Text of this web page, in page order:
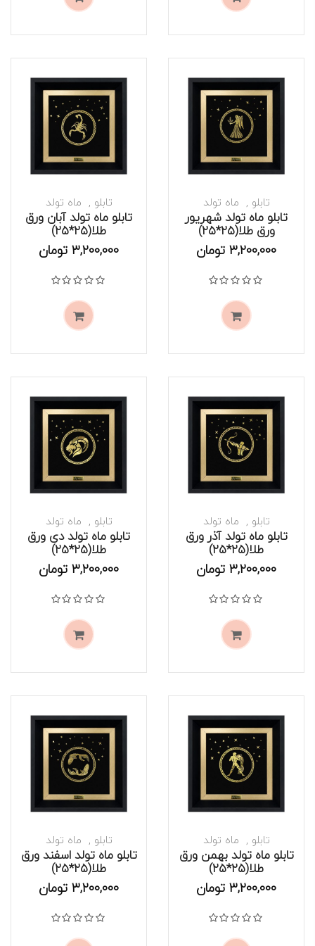
موجود است
تابلو ماه تولد
تابلو ماه تولد شهریور
ورق طلا(۲۵*۲۵)
3,200,000تومان
نمره0از 5
موجود است
تابلو ماه تولد
تابلو ماه تولد آبان ورق
طلا(۲۵*۲۵)
3,200,000تومان
نمره0از 5
موجود است
تابلو ماه تولد
تابلو ماه تولد آذر ورق
طلا(۲۵*۲۵)
3,200,000تومان
نمره0از 5
موجود است
تابلو ماه تولد
تابلو ماه تولد دی ورق
طلا(۲۵*۲۵)
3,200,000تومان
نمره0از 5
موجود است
تابلو ماه تولد
تابلو ماه تولد بهمن ورق
طلا(۲۵*۲۵)
3,200,000تومان
نمره0از 5
موجود است
تابلو ماه تولد
تابلو ماه تولد اسفند ورق
طلا(۲۵*۲۵)
3,200,000تومان
نمره0از 5